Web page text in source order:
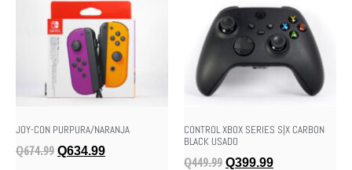
JOY-CON PURPURA/NARANJA
Q674.99 Q634.99
CONTROL XBOX SERIES S|X CARBON
BLACK USADO
Q449.99 Q399.99